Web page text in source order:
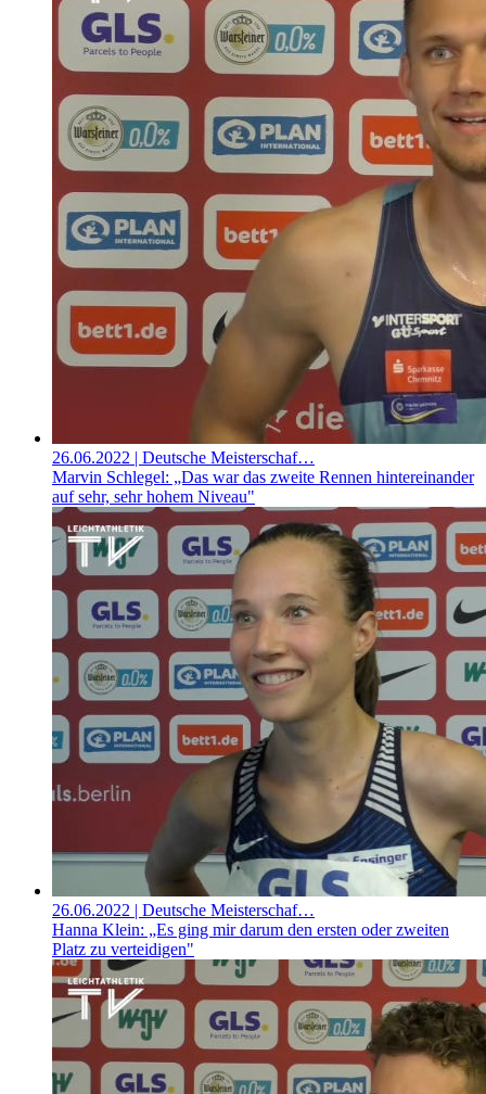
26.06.2022 | Deutsche Meisterschaf…
Marvin Schlegel: „Das war das zweite Rennen hintereinander
auf sehr, sehr hohem Niveau"
26.06.2022 | Deutsche Meisterschaf…
Hanna Klein: „Es ging mir darum den ersten oder zweiten
Platz zu verteidigen"